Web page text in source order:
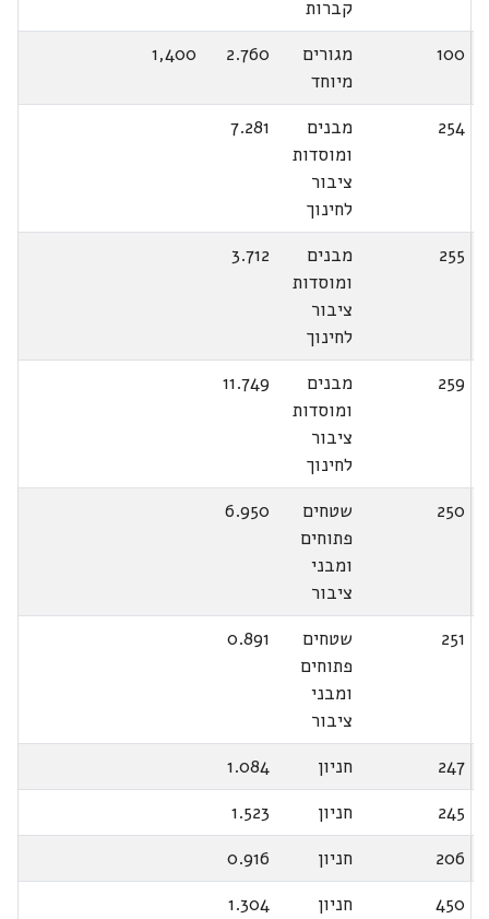
קברות
100
מגורים
מיוחד
2.760
1,400
254
מבנים
ומוסדות
ציבור
לחינוך
7.281
255
מבנים
ומוסדות
ציבור
לחינוך
3.712
259
מבנים
ומוסדות
ציבור
לחינוך
11.749
250
שטחים
פתוחים
ומבני
ציבור
6.950
251
שטחים
פתוחים
ומבני
ציבור
0.891
247 חניון
1.084
245
חניון
1.523
206
חניון
0.916
450
חניון 1.304